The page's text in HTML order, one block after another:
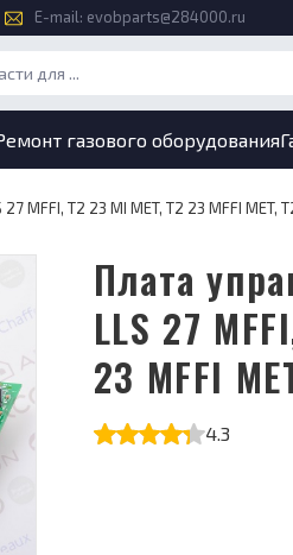
E-mail: evobparts@284000.ru
газового оборудования
MFFI, T2 23 MI MET, T2 23 MFFI MET,
Плата управления Ariston T2-
LLS 27
23 MFFI
4.3